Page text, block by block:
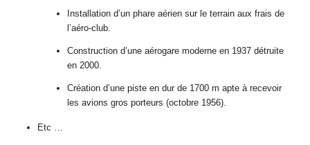
Installation d’un phare aérien sur le terrain aux frais de
l’aéro-club.
Construction d’une aérogare moderne en 1937 détruite
en 2000.
Création d’une piste en dur de 1700 m apte à recevoir
les avions gros porteurs (octobre 1956).
Etc …